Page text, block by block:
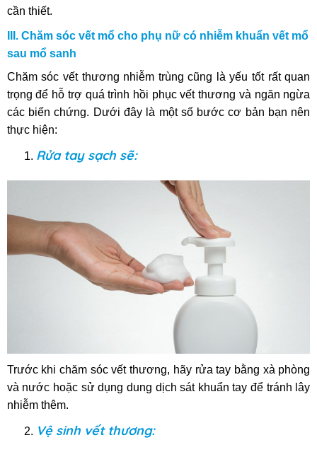
cần thiết.
III. Chăm sóc vết mổ cho phụ nữ có nhiễm khuẩn vết mổ
sau mổ sanh
Chăm sóc vết thương nhiễm trùng cũng là yếu tốt rất quan
trọng để hỗ trợ quá trình hồi phục vết thương và ngăn ngừa
các biến chứng. Dưới đây là một số bước cơ bản bạn nên
thực hiện:
Rửa tay sạch sẽ:
Trước khi chăm sóc vết thương, hãy rửa tay bằng xà phòng
và nước hoặc sử dụng dung dịch sát khuẩn tay để tránh lây
nhiễm thêm.
Vệ sinh vết thương: